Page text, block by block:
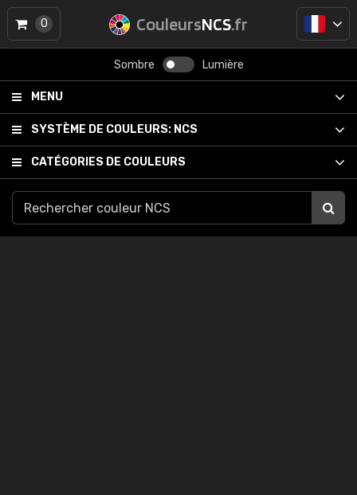
CouleursNCS.fr
Sombre Lumière
MENU
SYSTÈME DE COULEURS: NCS
CATÉGORIES DE COULEURS
0